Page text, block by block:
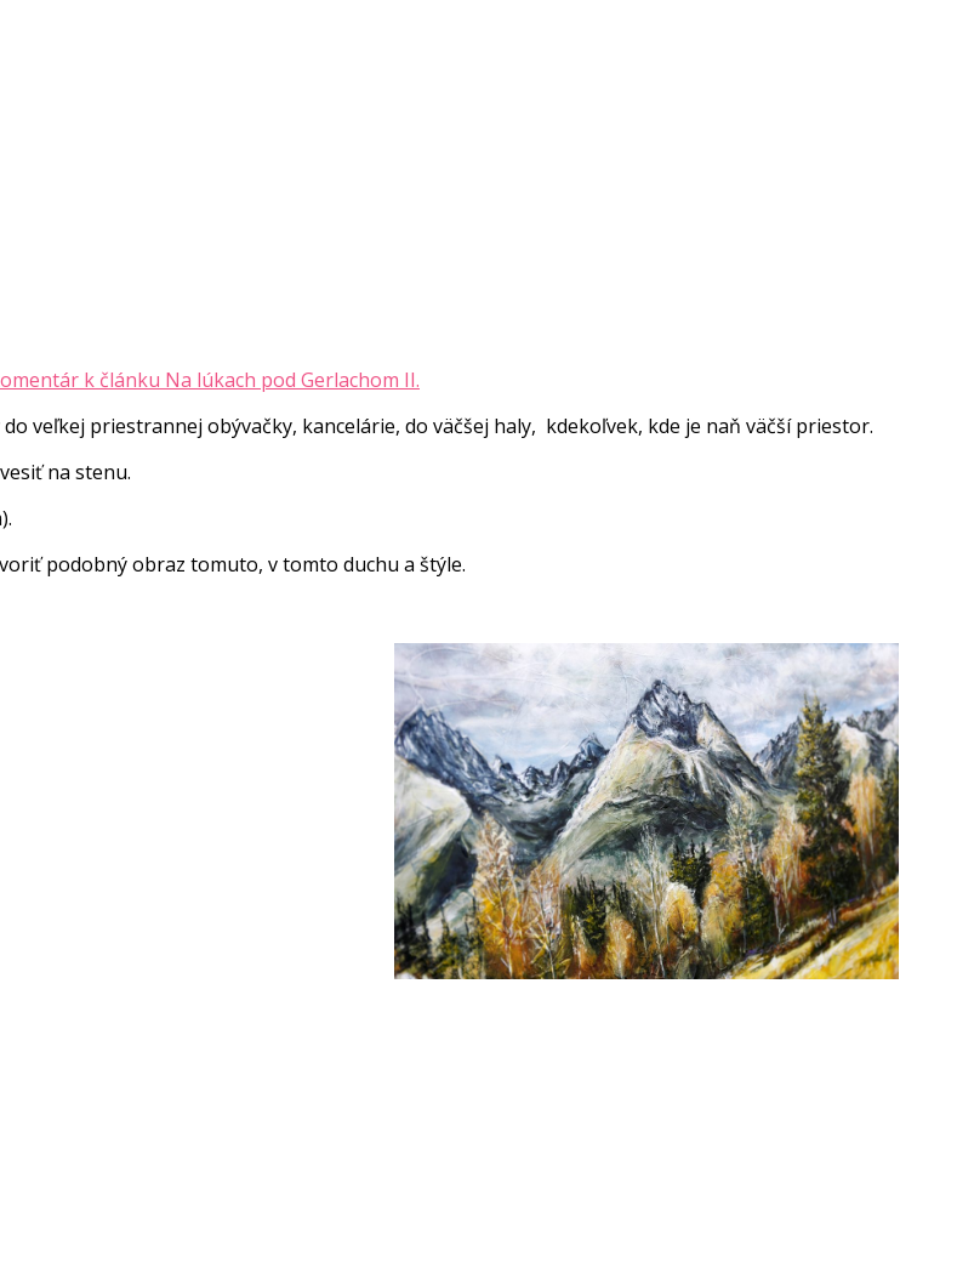
k článku Na lúkach pod Gerlachom II.
veľkej priestrannej obývačky, kancelárie, do väčšej haly, kdekoľvek, kde je naň väčší priestor.
na stenu.
podobný obraz tomuto, v tomto duchu a štýle.